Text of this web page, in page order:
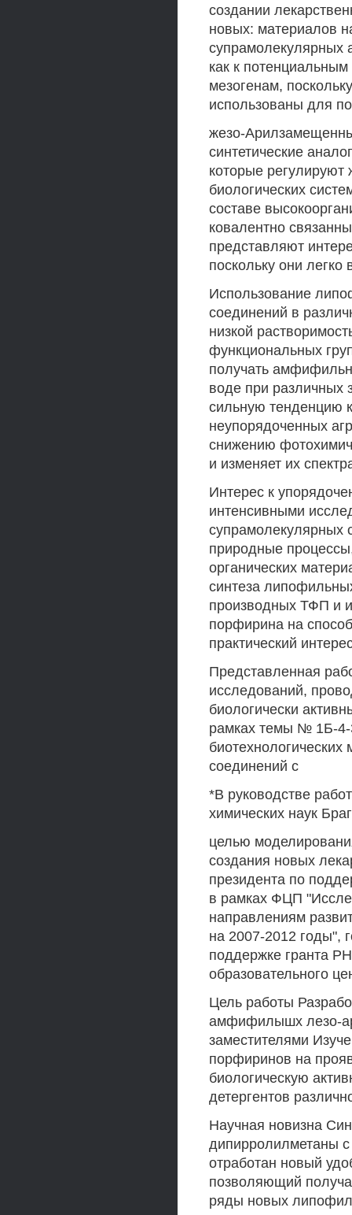
создании
новых: материалов
супрамолекулярных
как к
мезогенам,
использованы для
жезо-
синтетические
которые
биологических
составе
ковалентно
представляют
поскольку они
Использование
соединений в
низкой
функциональных
получать
воде при различных
сильную тенденцию
неупорядоченных
снижению
и изменяет их
Интерес к
интенсивными
природные
органических
синтеза
производных ТФП и
порфирина на
практический
Представленная
исследований,
биологически
рамках темы № 1Б-4-
соединений с
*В руководстве
химических наук
целью
создания новых
президента по
в рамках ФЦП
направлениям
на 2007-2012 годы",
поддержке гранта
образовательного
Цель работы
амфифилышх лезо-
заместителями
порфиринов на
биологическую
детергентов
Научная новизна
дипирролилметаны
отработан новый
позволяющий
ряды новых